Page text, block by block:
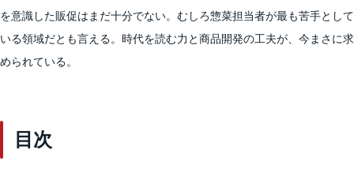
を意識した販促はまだ十分でない。むしろ惣菜担当者が最も苦手として
いる領域だとも言える。時代を読む力と商品開発の工夫が、今まさに求
められている。
目次